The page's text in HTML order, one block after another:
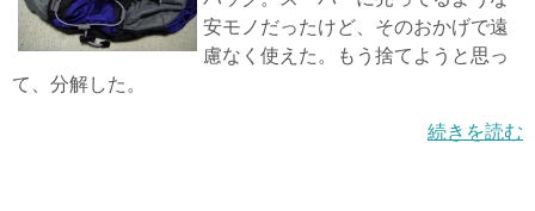
安モノだったけど、そのおかげで遠
慮なく使えた。もう捨てようと思っ
て、分解した。
続きを読む